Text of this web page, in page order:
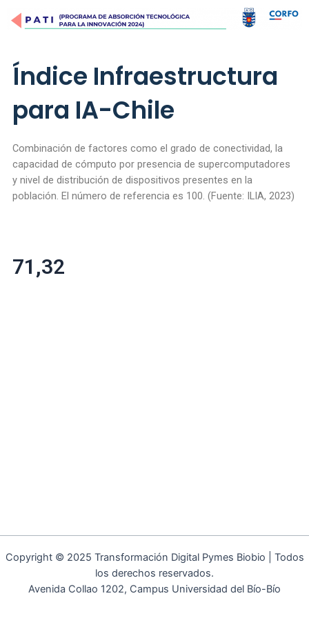
Índice Infraestructura
para IA-Chile
Combinación de factores como el grado de conectividad, la
capacidad de cómputo por presencia de supercomputadores
y nivel de distribución de dispositivos presentes en la
población. El número de referencia es 100. (Fuente: ILIA, 2023)
71,32
Copyright © 2025 Transformación Digital Pymes Biobio | Todos
los derechos reservados.
Avenida Collao 1202, Campus Universidad del Bío-Bío